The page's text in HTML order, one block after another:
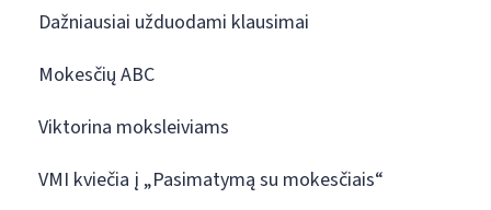
Dažniausiai užduodami klausimai
Mokesčių ABC
Viktorina moksleiviams
VMI kviečia į „Pasimatymą su mokesčiais“